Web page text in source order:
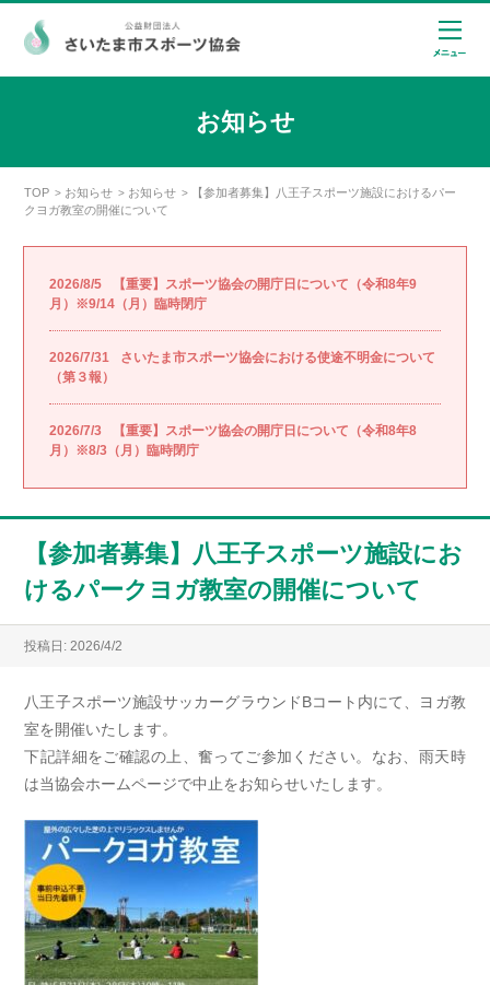
お知らせ
TOP > お知らせ > お知らせ >
【参加者募集】八王子スポーツ施設におけるパー
クヨガ教室の開催について
2026/8/5
【重要】スポーツ協会の開庁日について（令和8年9
月）※9/14（月）臨時閉庁
2026/7/31
さいたま市スポーツ協会における使途不明金について
（第３報）
2026/7/3
【重要】スポーツ協会の開庁日について（令和8年8
月）※8/3（月）臨時閉庁
【参加者募集】八王子スポーツ施設にお
けるパークヨガ教室の開催について
投稿日: 2026/4/2
八王子スポーツ施設サッカーグラウンドBコート内にて、ヨガ教
室を開催いたします。
下記詳細をご確認の上、奮ってご参加ください。なお、雨天時
は当協会ホームページで中止をお知らせいたします。